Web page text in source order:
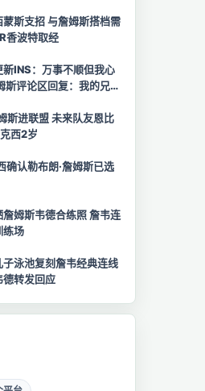
蒙斯支招 与詹姆斯搭档需
香波特取经
新INS：万事不顺但我心
斯评论区回复：我的兄
斯进联盟 未来队友恩比
西2岁
确认勒布朗·詹姆斯已选
詹姆斯韦德合练照 詹韦连
练场
子泳池复刻詹韦经典连线
德转发回应